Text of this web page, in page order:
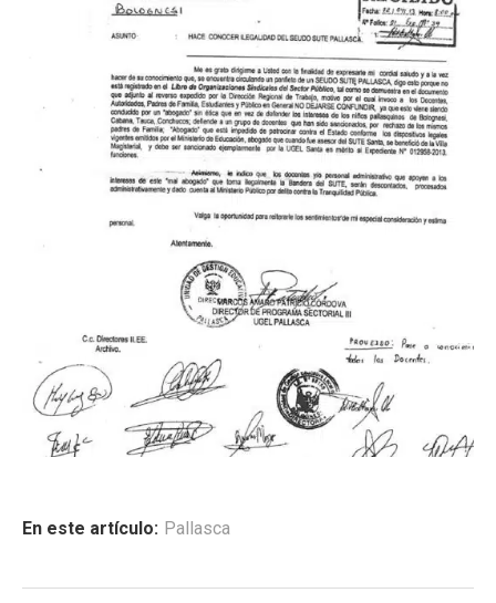
En este artículo: Pallasca